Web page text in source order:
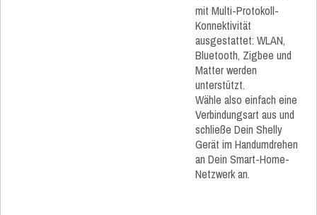
mit Multi-Protokoll-
Konnektivität
ausgestattet: WLAN,
Bluetooth, Zigbee und
Matter werden
unterstützt.
Wähle also einfach eine
Verbindungsart aus und
schließe Dein Shelly
Gerät im Handumdrehen
an Dein Smart-Home-
Netzwerk an.